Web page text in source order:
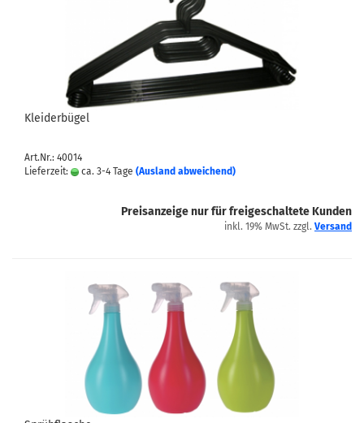
Kleiderbügel
Art.Nr.: 40014
Lieferzeit:
ca. 3-4 Tage (Ausland abweichend)
Preisanzeige nur für freigeschaltete Kunden
inkl. 19% MwSt. zzgl. Versand